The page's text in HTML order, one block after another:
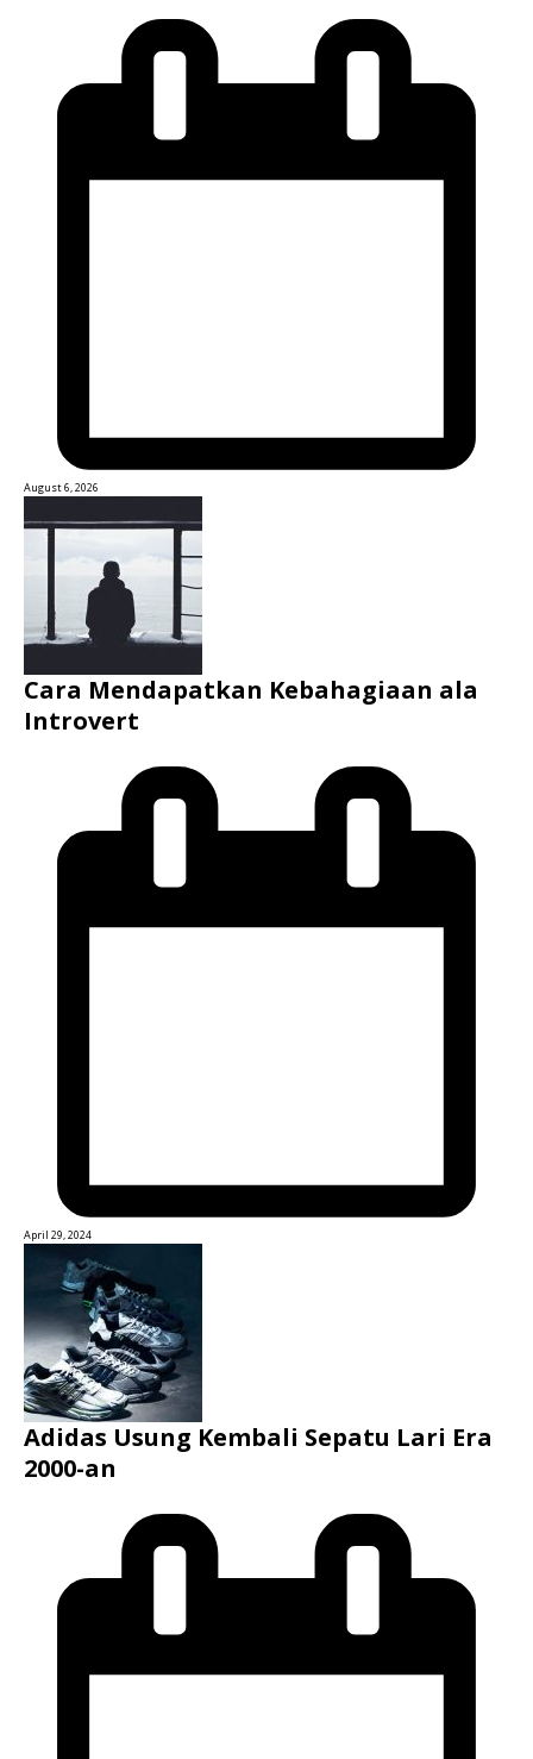
August 6, 2026
Cara Mendapatkan Kebahagiaan ala
Introvert
April 29, 2024
Adidas Usung Kembali Sepatu Lari Era
2000-an